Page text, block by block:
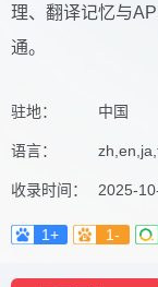
理、翻译记忆与
通。
驻地： 中国
语言：
收录时间： 2025-
1+ 1-